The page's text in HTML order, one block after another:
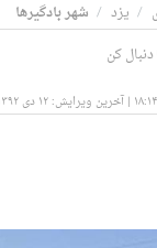
یزد شهر بادگیرها
دنبال کن